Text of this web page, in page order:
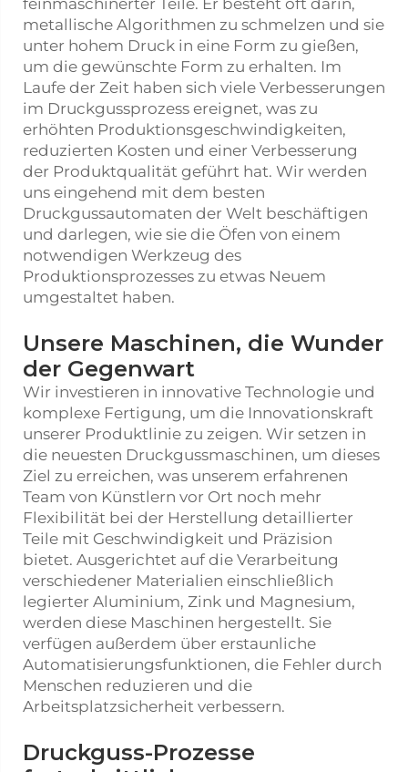
feinmaschinerter Teile. Er besteht oft darin,
metallische Algorithmen zu schmelzen und sie
unter hohem Druck in eine Form zu gießen,
um die gewünschte Form zu erhalten. Im
Laufe der Zeit haben sich viele Verbesserungen
im Druckgussprozess ereignet, was zu
erhöhten Produktionsgeschwindigkeiten,
reduzierten Kosten und einer Verbesserung
der Produktqualität geführt hat. Wir werden
uns eingehend mit dem besten
Druckgussautomaten der Welt beschäftigen
und darlegen, wie sie die Öfen von einem
notwendigen Werkzeug des
Produktionsprozesses zu etwas Neuem
umgestaltet haben.
Unsere Maschinen, die Wunder
der Gegenwart
Wir investieren in innovative Technologie und
komplexe Fertigung, um die Innovationskraft
unserer Produktlinie zu zeigen. Wir setzen in
die neuesten Druckgussmaschinen, um dieses
Ziel zu erreichen, was unserem erfahrenen
Team von Künstlern vor Ort noch mehr
Flexibilität bei der Herstellung detaillierter
Teile mit Geschwindigkeit und Präzision
bietet. Ausgerichtet auf die Verarbeitung
verschiedener Materialien einschließlich
legierter Aluminium, Zink und Magnesium,
werden diese Maschinen hergestellt. Sie
verfügen außerdem über erstaunliche
Automatisierungsfunktionen, die Fehler durch
Menschen reduzieren und die
Arbeitsplatzsicherheit verbessern.
Druckguss-Prozesse